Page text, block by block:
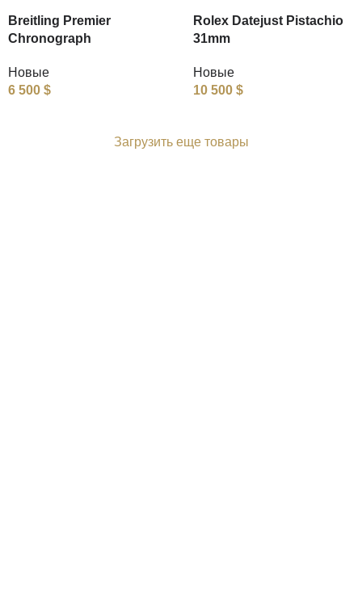
Breitling Premier
Chronograph
Новые
6 500 $
Rolex Datejust Pistachio
31mm
Новые
10 500 $
Загрузить еще товары